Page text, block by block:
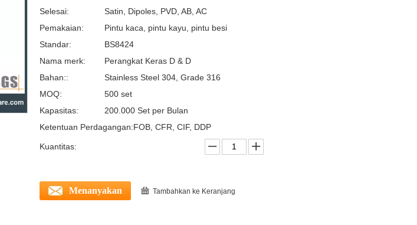
Selesai:
Satin, Dipoles, PVD, AB, AC
Pemakaian:
Pintu kaca, pintu kayu, pintu besi
Standar:
BS8424
Nama merk:
Perangkat Keras D & D
Bahan::
Stainless Steel 304, Grade 316
MOQ:
500 set
Kapasitas:
200.000 Set per Bulan
Ketentuan Perdagangan:FOB, CFR, CIF, DDP
Kuantitas:
Menanyakan Tambahkan ke Keranjang